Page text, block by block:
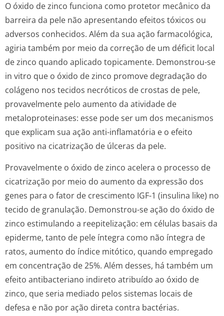
O óxido de zinco funciona como protetor mecânico da
barreira da pele não apresentando efeitos tóxicos ou
adversos conhecidos. Além da sua ação farmacológica,
agiria também por meio da correção de um déficit local
de zinco quando aplicado topicamente. Demonstrou-se
in vitro que o óxido de zinco promove degradação do
colágeno nos tecidos necróticos de crostas de pele,
provavelmente pelo aumento da atividade de
metaloproteinases: esse pode ser um dos mecanismos
que explicam sua ação anti-inflamatória e o efeito
positivo na cicatrização de úlceras da pele.
Provavelmente o óxido de zinco acelera o processo de
cicatrização por meio do aumento da expressão dos
genes para o fator de crescimento IGF-1 (insulina like) no
tecido de granulação. Demonstrou-se ação do óxido de
zinco estimulando a reepitelização: em células basais da
epiderme, tanto de pele íntegra como não íntegra de
ratos, aumento do índice mitótico, quando empregado
em concentração de 25%. Além desses, há também um
efeito antibacteriano indireto atribuído ao óxido de
zinco, que seria mediado pelos sistemas locais de
defesa e não por ação direta contra bactérias.